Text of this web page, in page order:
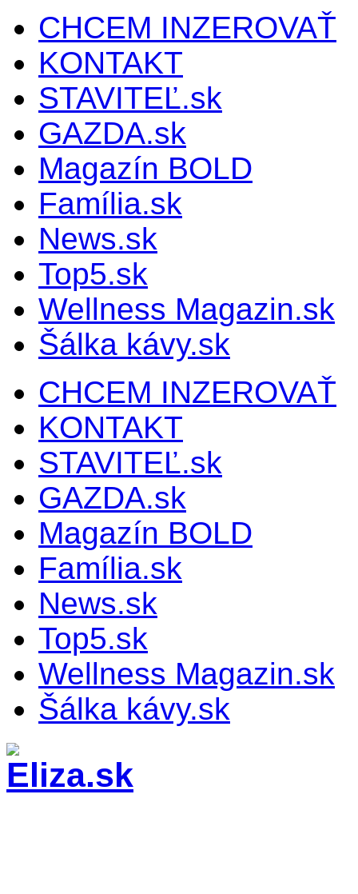
CHCEM INZEROVAŤ
KONTAKT
STAVITEĽ.sk
GAZDA.sk
Magazín BOLD
Família.sk
News.sk
Top5.sk
Wellness Magazin.sk
Šálka kávy.sk
CHCEM INZEROVAŤ
KONTAKT
STAVITEĽ.sk
GAZDA.sk
Magazín BOLD
Família.sk
News.sk
Top5.sk
Wellness Magazin.sk
Šálka kávy.sk